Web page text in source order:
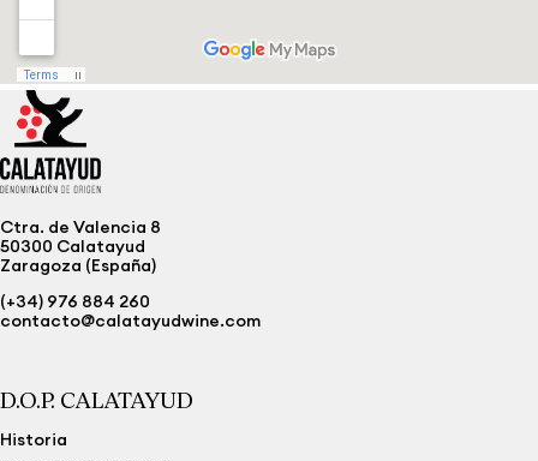
Ctra. de Valencia 8
50300 Calatayud
Zaragoza (España)
(+34) 976 884 260
contacto@calatayudwine.com
D.O.P. CALATAYUD
Historia